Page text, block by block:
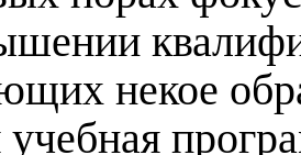
некое